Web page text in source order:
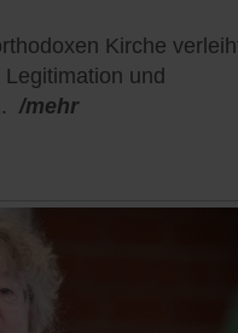
Kirche
und
/mehr